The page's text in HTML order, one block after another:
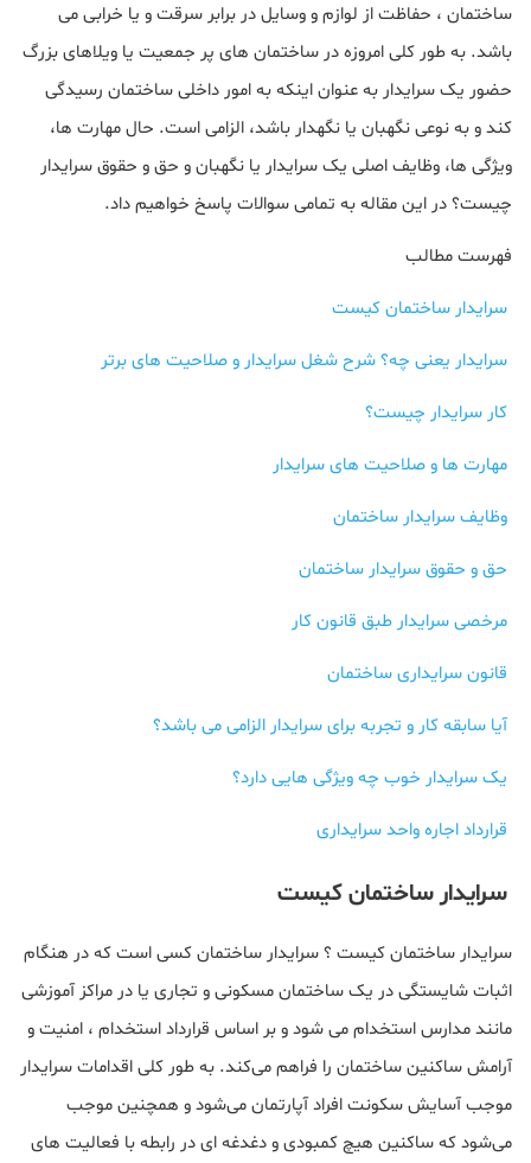
ساختمان ، حفاظت از لوازم و وسایل در برابر سرقت و یا خرابی می
باشد. به طور کلی امروزه در ساختمان های پر جمعیت یا ویلاهای بزرگ
حضور یک سرایدار به عنوان اینکه به امور داخلی ساختمان رسیدگی
کند و به نوعی نگهبان یا نگهدار باشد، الزامی است. حال مهارت ها،
ویژگی ها، وظایف اصلی یک سرایدار یا نگهبان و حق و حقوق سرایدار
چیست؟ در این مقاله به تمامی سوالات پاسخ خواهیم داد.
فهرست مطالب
سرایدار ساختمان کیست
سرایدار یعنی چه؟ شرح شغل سرایدار و صلاحیت های برتر
کار سرایدار چیست؟
مهارت ها و صلاحیت های سرایدار
وظایف سرایدار ساختمان
حق و حقوق سرایدار ساختمان
مرخصی سرایدار طبق قانون کار
قانون سرایداری ساختمان
آیا سابقه کار و تجربه برای سرایدار الزامی می باشد؟
یک سرایدار خوب چه ویژگی هایی دارد؟
قرارداد اجاره واحد سرایداری
سرایدار ساختمان کیست
سرایدار ساختمان کیست ؟ سرایدار ساختمان کسی است که در هنگام
اثبات شایستگی در یک ساختمان مسکونی و تجاری یا در مراکز آموزشی
مانند مدارس استخدام می شود و بر اساس قرارداد استخدام ، امنیت و
آرامش ساکنین ساختمان را فراهم می‌کند. به طور کلی اقدامات سرایدار
موجب آسایش سکونت افراد آپارتمان می‌شود و همچنین موجب
می‌شود که ساکنین هیچ کمبودی و دغدغه ای در رابطه با فعالیت های